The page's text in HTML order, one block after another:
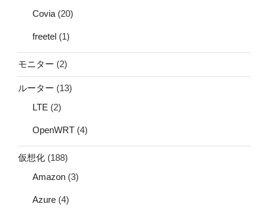
Covia (20)
freetel (1)
モニター (2)
ルーター (13)
LTE (2)
OpenWRT (4)
仮想化 (188)
Amazon (3)
Azure (4)